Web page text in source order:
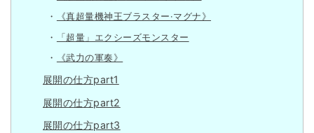
《真超量機神王ブラスター·マグナ》
「超量」エクシーズモンスター
《武力の軍奏》
展開の仕方part1
展開の仕方part2
展開の仕方part3